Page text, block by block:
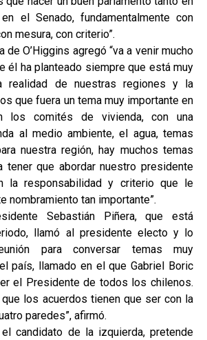
el Senado, fundamentalmente con
mesura, con criterio”.
de O’Higgins agregó “va a venir mucho
él ha planteado siempre que está muy
realidad de nuestras regiones y la
que fuera un tema muy importante en
los comités de vivienda, con una
al medio ambiente, el agua, temas
nuestra región, hay muchos temas
tener que abordar nuestro presidente
la responsabilidad y criterio que le
nombramiento tan importante”.
Sebastián Piñera, que está
llamó al presidente electo y lo
para conversar temas muy
país, llamado en el que Gabriel Boric
el Presidente de todos los chilenos.
los acuerdos tienen que ser con la
paredes”, afirmó.
candidato de la izquierda, pretende